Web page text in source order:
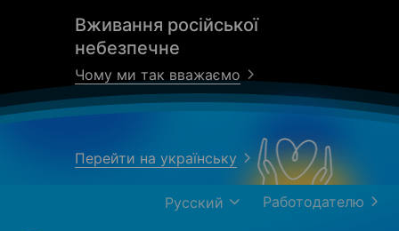
Вживання російської
небезпечне
Чому ми так вважаємо
Перейти на українську
Работодателю
Русский